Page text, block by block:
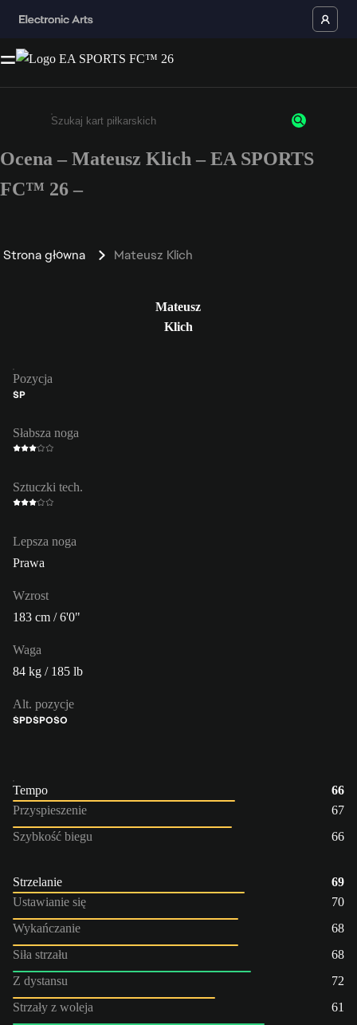
Wpisz co najmniej 3 znaki lub cyfry.
Ocena – Mateusz Klich – EA SPORTS
FC™ 26 –
Strona główna Mateusz Klich
Mateusz
Klich
Pozycja
ŚP
Słabsza noga
Sztuczki tech.
Lepsza noga
Prawa
Wzrost
183 cm / 6'0"
Waga
84 kg / 185 lb
Alt. pozycje
ŚPDŚPOŚO
Tempo
66
Przyspieszenie
67
Szybkość biegu
66
Strzelanie
69
Ustawianie się
70
Wykańczanie
68
Siła strzału
68
Z dystansu
72
Strzały z woleja
61